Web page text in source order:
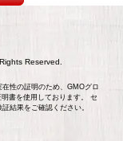
Reserved.
性の証明のため、GMOグロ
書を使用しております。 セ
結果をご確認ください。